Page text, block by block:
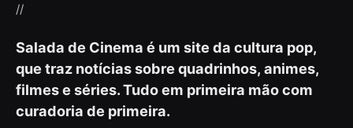
//
Salada de Cinema é um site da cultura pop,
que traz notícias sobre quadrinhos, animes,
filmes e séries. Tudo em primeira mão com
curadoria de primeira.